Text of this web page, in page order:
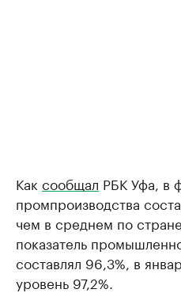
Как сообщал РБК Уфа, в
промпроизводства
чем в среднем по
показатель
составлял 96,3%, в
уровень 97,2%.